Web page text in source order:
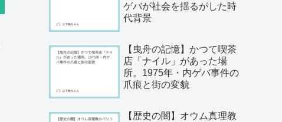
ゲバが社会を揺るがした時
代背景
【曳舟の記憶】かつて喫茶
店「ナイル」があった場
所。1975年・内ゲバ事件の
爪痕と街の変貌
【歴史の闇】オウム真理教